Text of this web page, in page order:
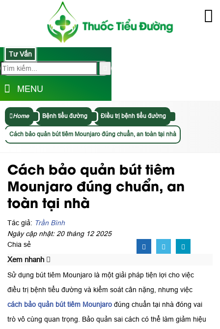
Tư Vấn
MENU
Home Bệnh tiểu đường Điều trị bệnh tiểu đường
Cách bảo quản bút tiêm Mounjaro đúng chuẩn, an toàn tại nhà
Cách bảo quản bút tiêm
Mounjaro đúng chuẩn, an
toàn tại nhà
Tác giả: Trần Bình
Ngày cập nhật: 20 tháng 12 2025
Chia sẻ
Xem nhanh
Sử dụng bút tiêm Mounjaro là một giải pháp tiện lợi cho việc
điều trị bệnh tiểu đường và kiểm soát cân nặng, nhưng việc
cách bảo quản bút tiêm Mounjaro đúng chuẩn tại nhà đóng vai
trò vô cùng quan trọng. Bảo quản sai cách có thể làm giảm hiệu